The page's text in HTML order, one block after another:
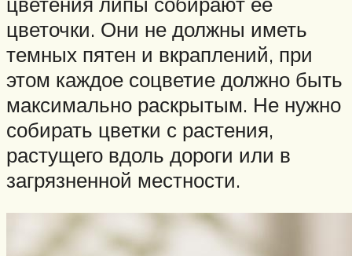
цветочки. Они не должны иметь
темных пятен и вкраплений, при
этом каждое соцветие должно быть
максимально раскрытым. Не нужно
собирать цветки с растения,
растущего вдоль дороги или в
загрязненной местности.